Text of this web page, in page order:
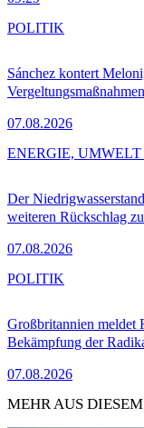
Sánchez kontert
07.08.2026
POLITIK
Der
weiteren Rückschlag
07.08.2026
ENERGIE,
Großbritannien meldet
Bekämpfung der
07.08.2026
POLITIK
MEHR AUS